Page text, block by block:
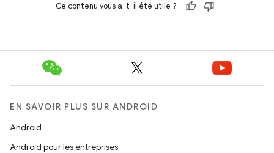
Ce contenu vous a-t-il été utile ?
EN SAVOIR PLUS SUR ANDROID
Android
Android pour les entreprises